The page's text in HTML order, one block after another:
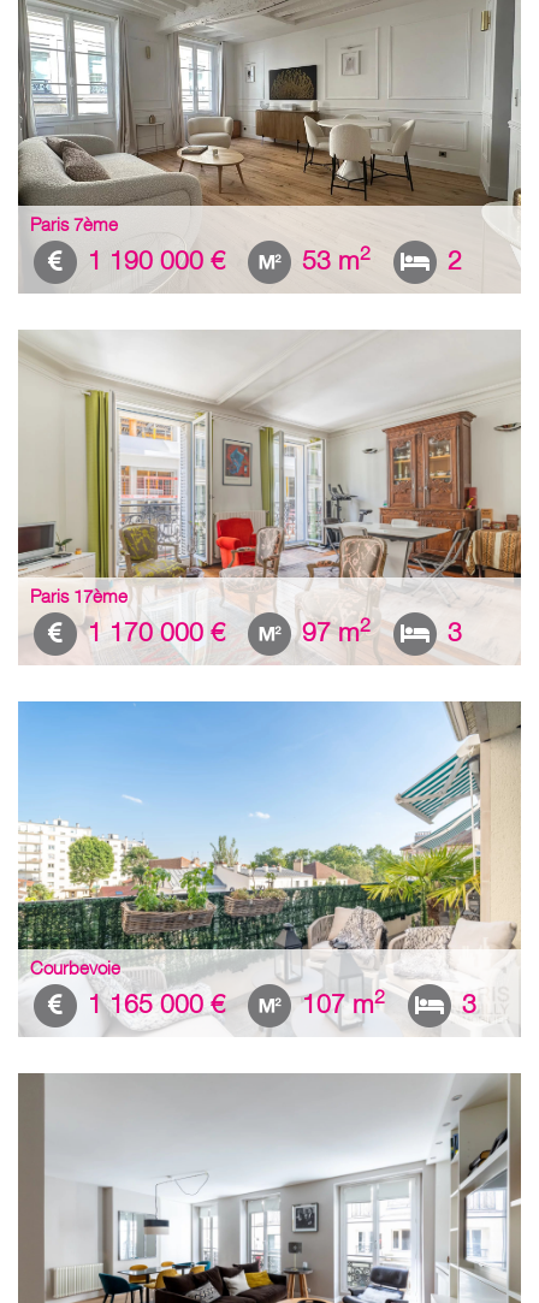
Paris 7ème
1 190 000 € 53 m2 2
Paris 17ème
1 170 000 € 97 m2 3
Courbevoie
1 165 000 € 107 m2 3